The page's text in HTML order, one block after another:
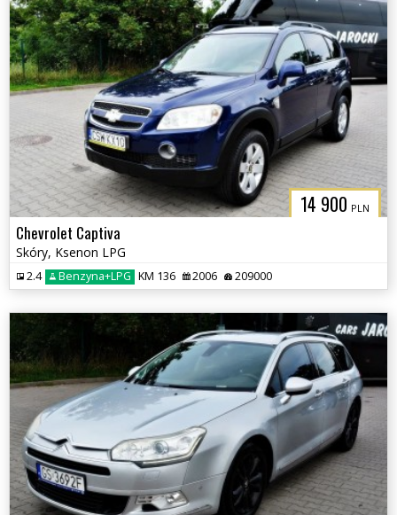
14 900 PLN
Chevrolet Captiva
Skóry, Ksenon LPG
2.4 Benzyna+LPG KM 136 2006 209000